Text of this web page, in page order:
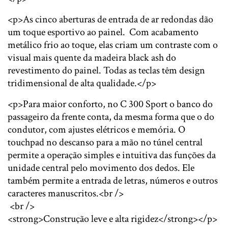
<p>As cinco aberturas de entrada de ar redondas dão
um toque esportivo ao painel. Com acabamento
metálico frio ao toque, elas criam um contraste com o
visual mais quente da madeira black ash do
revestimento do painel. Todas as teclas têm design
tridimensional de alta qualidade.</p>
<p>Para maior conforto, no C 300 Sport o banco do
passageiro da frente conta, da mesma forma que o do
condutor, com ajustes elétricos e memória. O
touchpad no descanso para a mão no túnel central
permite a operação simples e intuitiva das funções da
unidade central pelo movimento dos dedos. Ele
também permite a entrada de letras, números e outros
caracteres manuscritos.<br />
<br />
<strong>Construção leve e alta rigidez</strong></p>